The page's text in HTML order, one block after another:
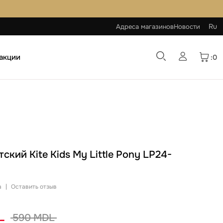
Адреса магазиновНовости Ru
:0
Kite Kids My Little Pony LP24-
| Оставить отзыв
590 MDL